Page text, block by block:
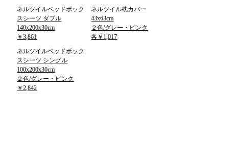
ネルツイルベッドボック
スシーツ ダブル
140x200x30cm
￥3,861
ネルツイルベッドボック
スシーツ シングル
100x200x30cm
２色/グレー・ピンク
￥2,842
ネルツイル枕カバー
43x63cm
２色/グレー・ピンク
各￥1,017